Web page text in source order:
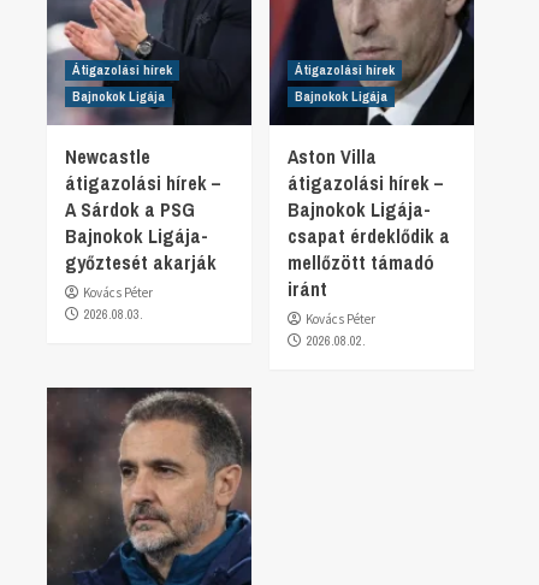
Átigazolási hírek
Bajnokok Ligája
Newcastle
átigazolási hírek –
A Sárdok a PSG
Bajnokok Ligája-
győztesét akarják
Kovács Péter
2026.08.03.
Átigazolási hírek
Bajnokok Ligája
Aston Villa
átigazolási hírek –
Bajnokok Ligája-
csapat érdeklődik a
mellőzött támadó
iránt
Kovács Péter
2026.08.02.